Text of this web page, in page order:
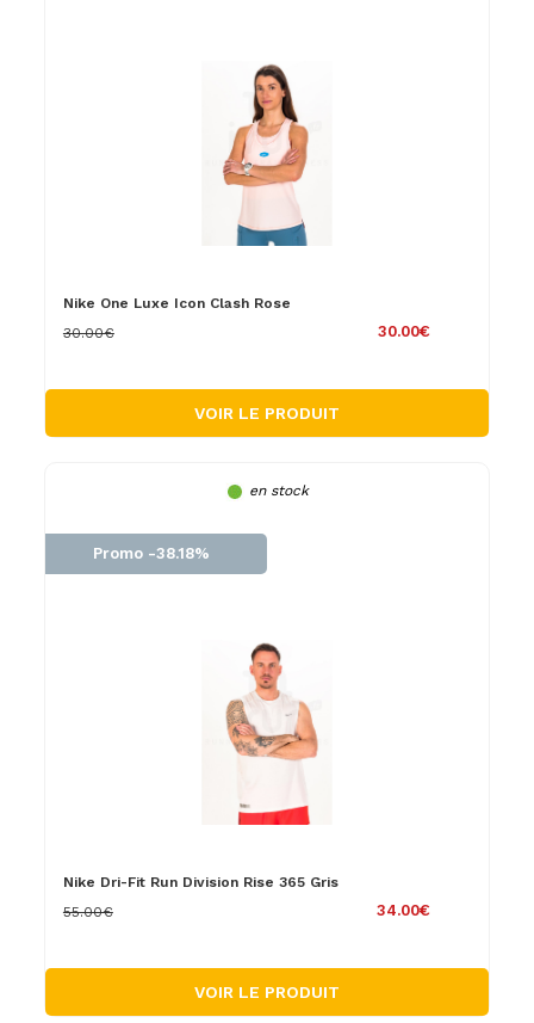
Nike One Luxe Icon Clash Rose
30.00€
30.00€
VOIR LE PRODUIT
en stock
Promo -38.18%
Nike Dri-Fit Run Division Rise 365 Gris
34.00€
55.00€
VOIR LE PRODUIT